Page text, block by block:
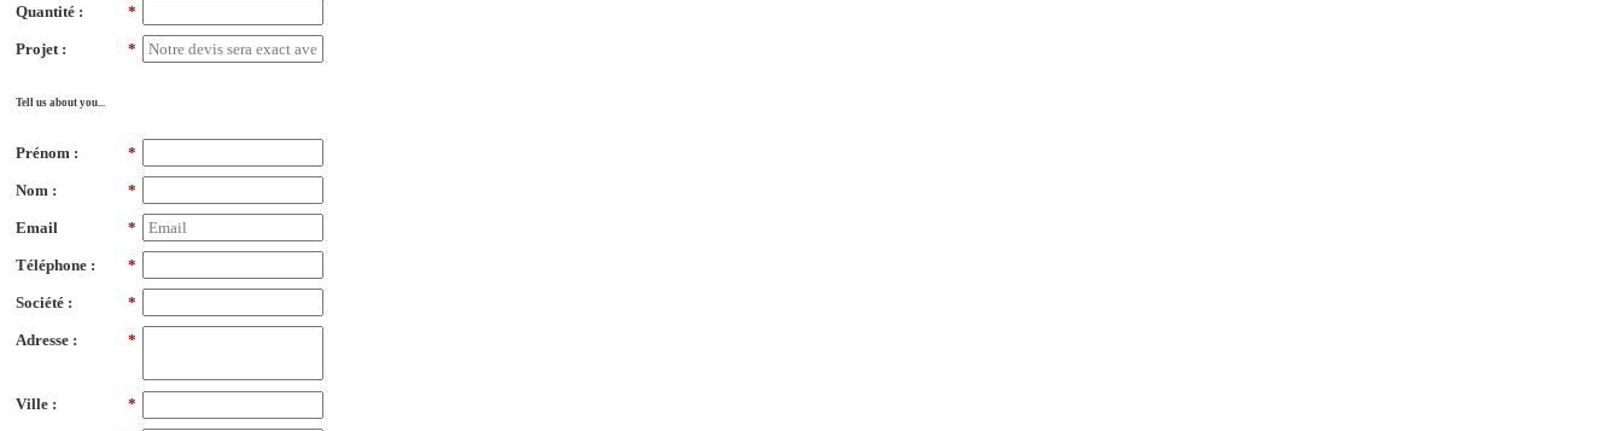
*
Quantité :
*
Projet :
Tell us about you...
*
Prénom :
*
Nom :
*
Email
*
Téléphone :
*
Société :
*
Adresse :
*
Ville :